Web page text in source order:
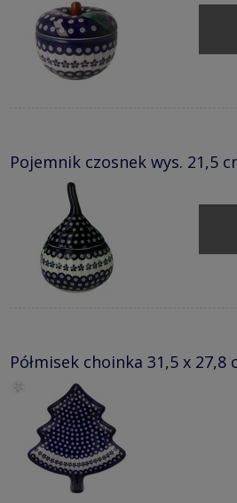
Pojemnik czosnek wys. 21,5
Półmisek choinka 31,5 x 27,8